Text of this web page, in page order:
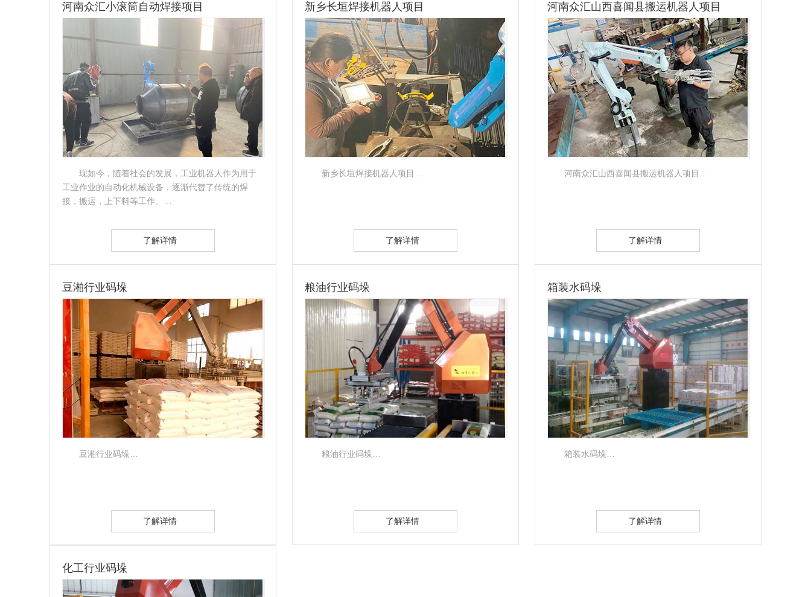
河南众汇小滚筒自动焊接项目
现如今，随着社会的发展，工业机器人作为用于
工业作业的自动化机械设备，逐渐代替了传统的焊
接，搬运，上下料等工作。…
了解详情
新乡长垣焊接机器人项目
新乡长垣焊接机器人项目…
了解详情
河南众汇山西喜闻县搬运机器人项目
河南众汇山西喜闻县搬运机器人项目…
了解详情
豆湐行业码垛
豆湐行业码垛…
了解详情
粮油行业码垛
粮油行业码垛…
了解详情
箱装水码垛
箱装水码垛…
了解详情
化工行业码垛